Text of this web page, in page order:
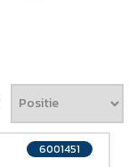
6001451